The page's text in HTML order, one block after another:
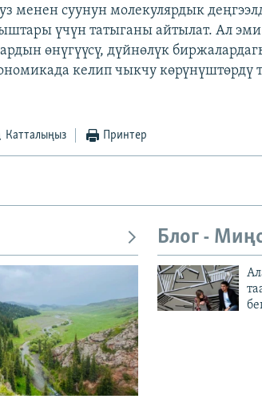
менен суунун молекулярдык
үчүн татыганы айтылат. Ал
өнүгүүсү, дүйнөлүк
келип чыкчу көрүнүштөрдү
Катталыңыз Принтер
Блог -